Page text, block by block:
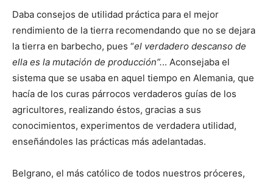
Daba consejos de utilidad práctica para el mejor
rendimiento de la tierra recomendando que no se dejara
la tierra en barbecho, pues “el verdadero descanso de
ella es la mutación de producción”... Aconsejaba el
sistema que se usaba en aquel tiempo en Alemania, que
hacía de los curas párrocos verdaderos guías de los
agricultores, realizando éstos, gracias a sus
conocimientos, experimentos de verdadera utilidad,
enseñándoles las prácticas más adelantadas.
Belgrano, el más católico de todos nuestros próceres,